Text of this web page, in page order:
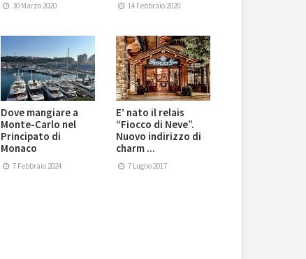
30 Marzo 2020 14 Febbraio 2020
Dove mangiare a
Monte-Carlo nel
Principato di
Monaco
7 Febbraio 2024
E’ nato il relais
“Fiocco di Neve”.
Nuovo indirizzo di
charm ...
7 Luglio 2017